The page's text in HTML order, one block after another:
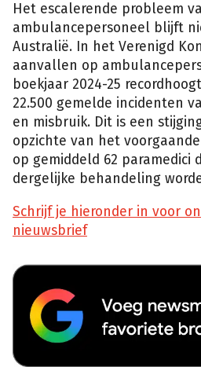
Het escalerende probleem
ambulancepersoneel blijft
Australië. In het Verenigd
aanvallen op
boekjaar 2024-25
22.500 gemelde incidenten
en misbruik. Dit is een
opzichte van het
op gemiddeld 62 paramedici
dergelijke behandeling
Schrijf je hieronder in voor
nieuwsbrief